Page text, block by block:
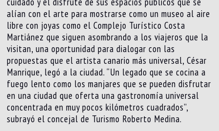
alían con el arte para mostrarse como un museo al aire
libre con joyas como el Complejo Turístico Costa
Martiánez que siguen asombrando a los viajeros que la
visitan, una oportunidad para dialogar con las
propuestas que el artista canario más universal, César
Manrique, legó a la ciudad. “Un legado que se cocina a
fuego lento como los manjares que se pueden disfrutar
en una ciudad que oferta una gastronomía universal
concentrada en muy pocos kilómetros cuadrados”,
subrayó el concejal de Turismo Roberto Medina.